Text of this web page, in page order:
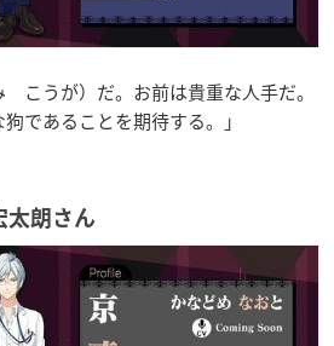
こうが）だ。お前は貴重な人手だ。
であることを期待する。」
朗さん